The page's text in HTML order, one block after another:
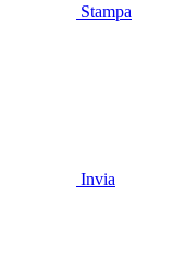
Stampa
Invia